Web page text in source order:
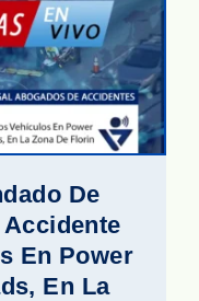
De
En Power
En La